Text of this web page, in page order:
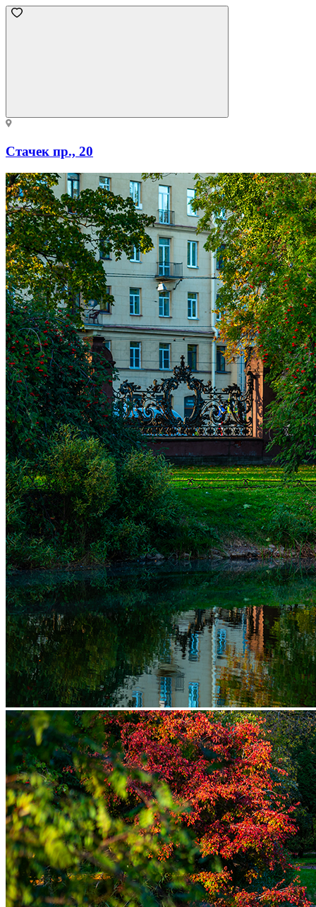
Стачек пр., 20